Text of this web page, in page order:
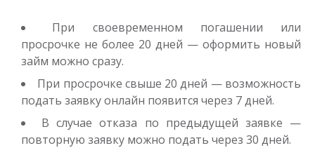
При своевременном погашении или
просрочке не более 20 дней — оформить новый
займ можно сразу.
При просрочке свыше 20 дней — возможность
подать заявку онлайн появится через 7 дней.
В случае отказа по предыдущей заявке —
повторную заявку можно подать через 30 дней.